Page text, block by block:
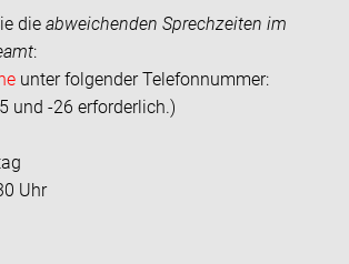
die abweichenden Sprechzeiten im
:
unter folgender Telefonnummer:
und -26 erforderlich.)
Uhr